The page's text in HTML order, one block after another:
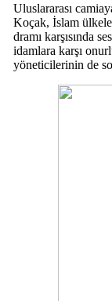
Uluslararası
Koçak, İslam
dramı karşısında
idamlara karşı
yöneticilerinin de